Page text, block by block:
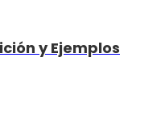
y Ejemplos